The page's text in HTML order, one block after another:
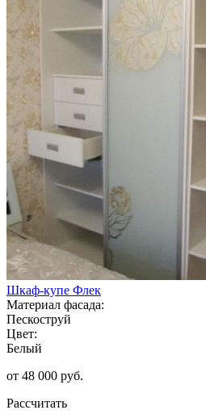
Шкаф-купе Флек
Материал фасада:
Пескоструй
Цвет:
Белый
от 48 000 руб.
Рассчитать